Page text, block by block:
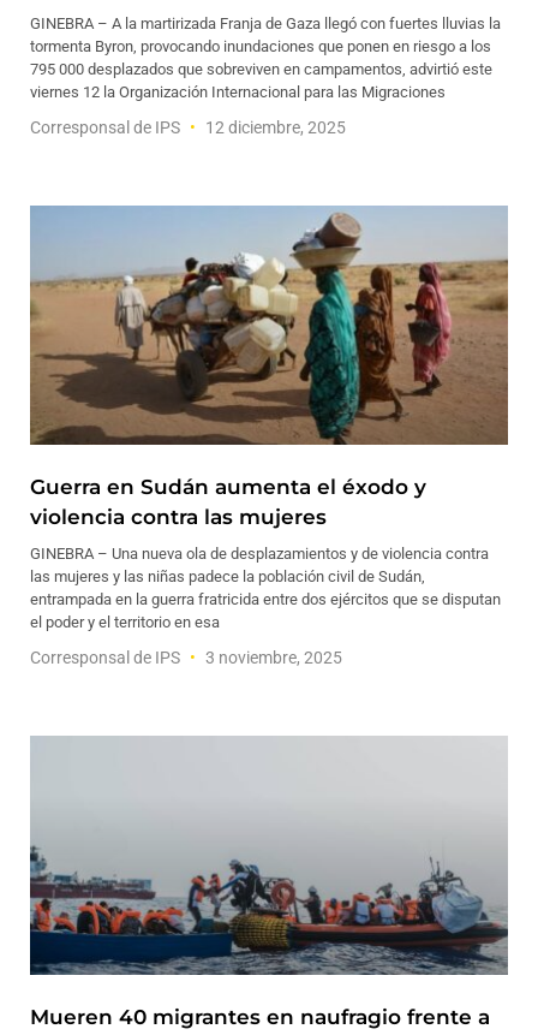
GINEBRA – A la martirizada Franja de Gaza llegó con fuertes lluvias la
tormenta Byron, provocando inundaciones que ponen en riesgo a los
795 000 desplazados que sobreviven en campamentos, advirtió este
viernes 12 la Organización Internacional para las Migraciones
Corresponsal de IPS 12 diciembre, 2025
Guerra en Sudán aumenta el éxodo y
violencia contra las mujeres
GINEBRA – Una nueva ola de desplazamientos y de violencia contra
las mujeres y las niñas padece la población civil de Sudán,
entrampada en la guerra fratricida entre dos ejércitos que se disputan
el poder y el territorio en esa
Corresponsal de IPS 3 noviembre, 2025
Mueren 40 migrantes en naufragio frente a